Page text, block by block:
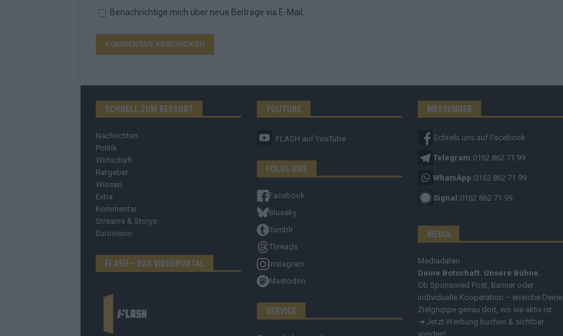
Benachrichtige mich über neue Beiträge via E-Mail.
SCHNELL ZUM RESSORT
Nachrichten
Politik
Wirtschaft
Ratgeber
Wissen
Extra
Kommentar
Streams & Storys
Eurovision
FLASH – DAS VIDEOPORTAL
YOUTUBE
FLASH auf YouTube
FOLGE UNS
Facebook
Bluesky
Tumblr
Threads
Instagram
Mastodon
SERVICE
MESSENGER
Schreib uns auf Facebook
Telegram:0162 862 71 99
WhatsApp:0162 862 71 99
Signal:0162 862 71 99
MEDIA
Mediadaten
Deine Botschaft. Unsere Bühne.
Ob Sponsored Post, Banner oder
individuelle Kooperation – erreiche Deine
Zielgruppe genau dort, wo sie aktiv ist.
➔ Jetzt Werbung buchen & sichtbar
werden!